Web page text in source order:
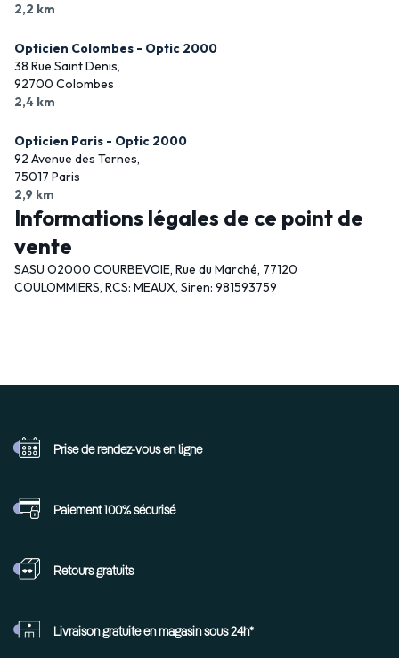
2,2 km
Opticien Colombes - Optic 2000
38 Rue Saint Denis,
92700 Colombes
2,4 km
Opticien Paris - Optic 2000
92 Avenue des Ternes,
75017 Paris
2,9 km
Informations légales de ce point de
vente
SASU O2000 COURBEVOIE, Rue du Marché, 77120
COULOMMIERS, RCS: MEAUX, Siren: 981593759
Prise de rendez-vous en ligne
Paiement 100%sécurisé
Retoursgratuits
Livraison gratuite en magasin sous 24h*